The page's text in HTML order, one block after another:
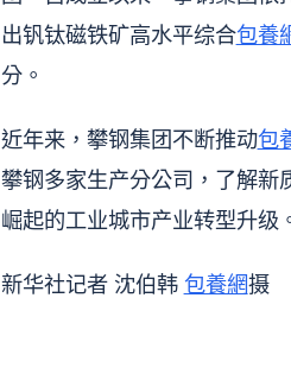
出钒钛磁铁矿高水平综合包養
分。
近年来，攀钢集团不断推动包
攀钢多家生产分公司，了解新
崛起的工业城市产业转型升级
新华社记者 沈伯韩 包養網摄